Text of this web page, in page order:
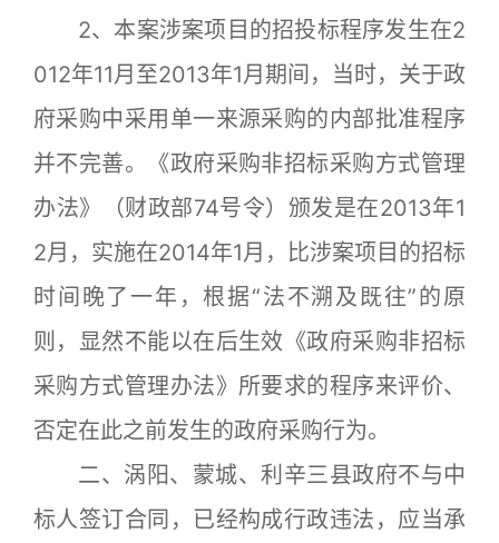
2、本案涉案项目的招投标程序发生在2
012年11月至2013年1月期间，当时，关于政
府采购中采用单一来源采购的内部批准程序
并不完善。《政府采购非招标采购方式管理
办法》（财政部74号令）颁发是在2013年1
2月，实施在2014年1月，比涉案项目的招标
时间晚了一年，根据“法不溯及既往”的原
则，显然不能以在后生效《政府采购非招标
采购方式管理办法》所要求的程序来评价、
否定在此之前发生的政府采购行为。
二、涡阳、蒙城、利辛三县政府不与中
标人签订合同，已经构成行政违法，应当承